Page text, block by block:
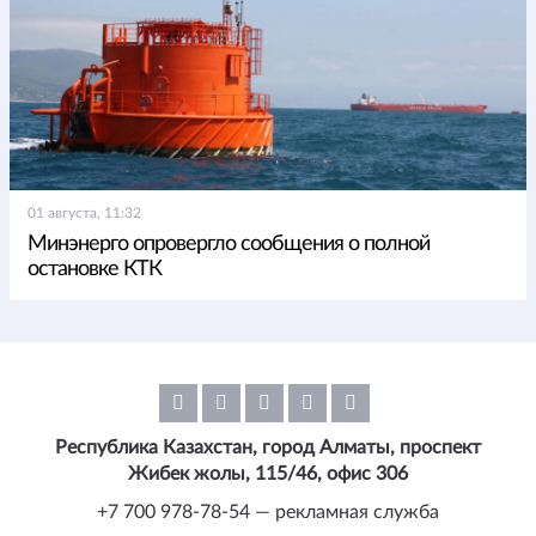
01 августа, 11:32
Минэнерго опровергло сообщения о полной
остановке КТК
Республика Казахстан, город Алматы, проспект
Жибек жолы, 115/46, офис 306
+7 700 978-78-54 — рекламная служба